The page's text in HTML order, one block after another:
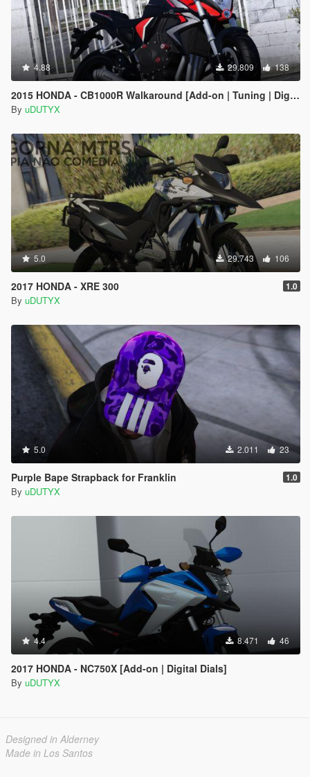
4.88 29.809 138
2015 HONDA - CB1000R Walkaround [Add-on | Tuning | Digital Dials]
By uDUTYX
5.0 29.743 106
2017 HONDA - XRE 300 1.0
By uDUTYX
5.0 2.011 23
Purple Bape Strapback for Franklin 1.0
By uDUTYX
4.4 8.471 46
2017 HONDA - NC750X [Add-on | Digital Dials]
By uDUTYX
Designed in Alderney
Made in Los Santos